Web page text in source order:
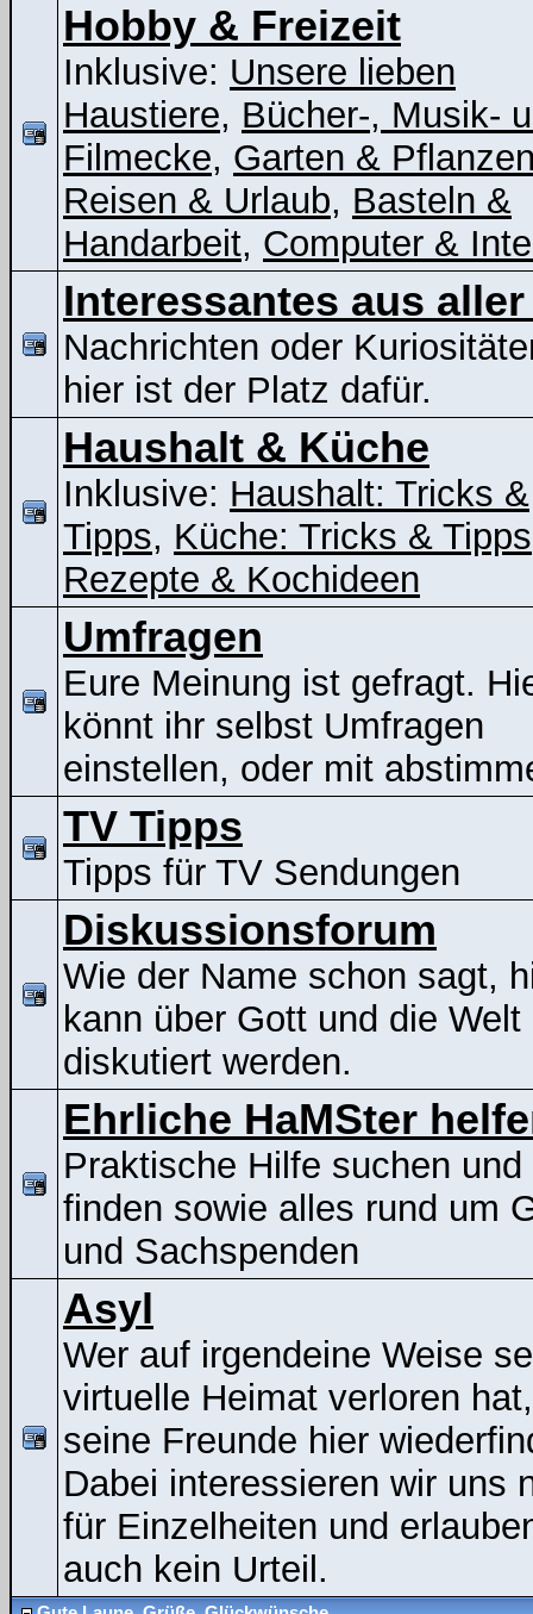
Hobby & Freizeit
Inklusive: Unsere lieben
Haustiere, Bücher-, Musik-
Filmecke, Garten &
Reisen & Urlaub, Basteln &
Handarbeit, Computer &
Interessantes aus
Nachrichten oder
hier ist der Platz dafür.
Haushalt & Küche
Inklusive: Haushalt: Tricks &
Tipps, Küche: Tricks & Tipps
Rezepte & Kochideen
Umfragen
Eure Meinung ist gefragt.
könnt ihr selbst Umfragen
einstellen, oder mit
TV Tipps
Tipps für TV Sendungen
Diskussionsforum
Wie der Name schon sagt,
kann über Gott und die Welt
diskutiert werden.
Ehrliche HaMSter
Praktische Hilfe suchen und
finden sowie alles rund um
und Sachspenden
Asyl
Wer auf irgendeine Weise
virtuelle Heimat verloren
seine Freunde hier
Dabei interessieren wir uns
für Einzelheiten und
auch kein Urteil.